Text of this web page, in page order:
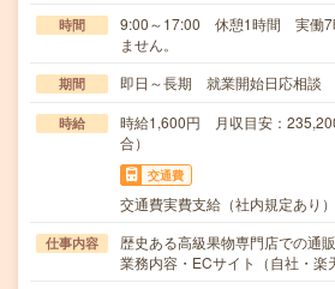
時間
9:00～17:00 休憩1時間 実働7
ません。
期間 即日～長期 就業開始日応相談
時給
時給1,600円 月収目安：
合）
交通費
交通費実費支給（社内規定あり）
仕事内容
歴史ある高級果物専門店での通
業務内容・ECサイト（自社・